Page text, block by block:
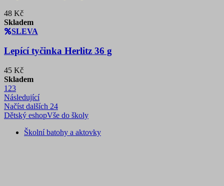
48 Kč
Skladem
SLEVA
Lepící tyčinka Herlitz 36 g
45 Kč
Skladem
1 23
Následující
Načíst dalších 24
Dětský eshopVše do školy
Školní batohy a aktovky